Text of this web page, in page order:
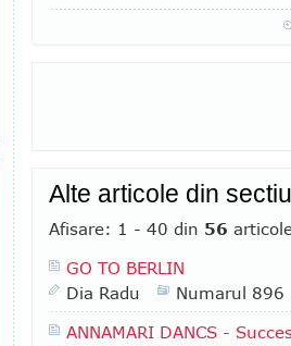
Alte articole din
Afisare: 1 - 40 din 56
GO TO BERLIN
Dia Radu
Numarul 896
ANNAMARI DANCS -